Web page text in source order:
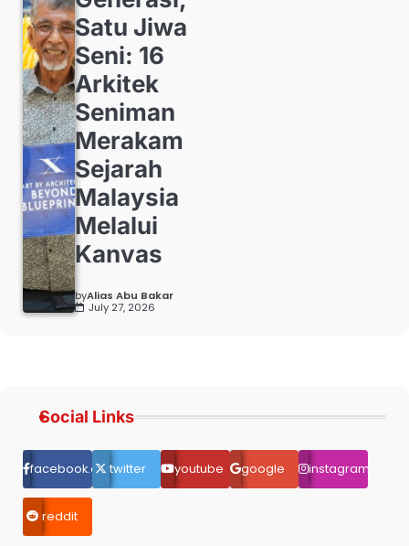
Satu Jiwa
Seni: 16
Arkitek
Seniman
Merakam
Sejarah
Malaysia
Melalui
Kanvas
byAlias Abu Bakar
July 27, 2026
Social Links
facebook.comtwitter youtube google instagram
reddit